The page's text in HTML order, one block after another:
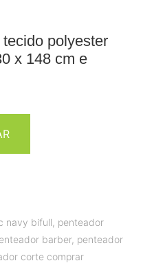
polyester
x 148 cm e
navy bifull, penteador
barber, penteador
corte comprar